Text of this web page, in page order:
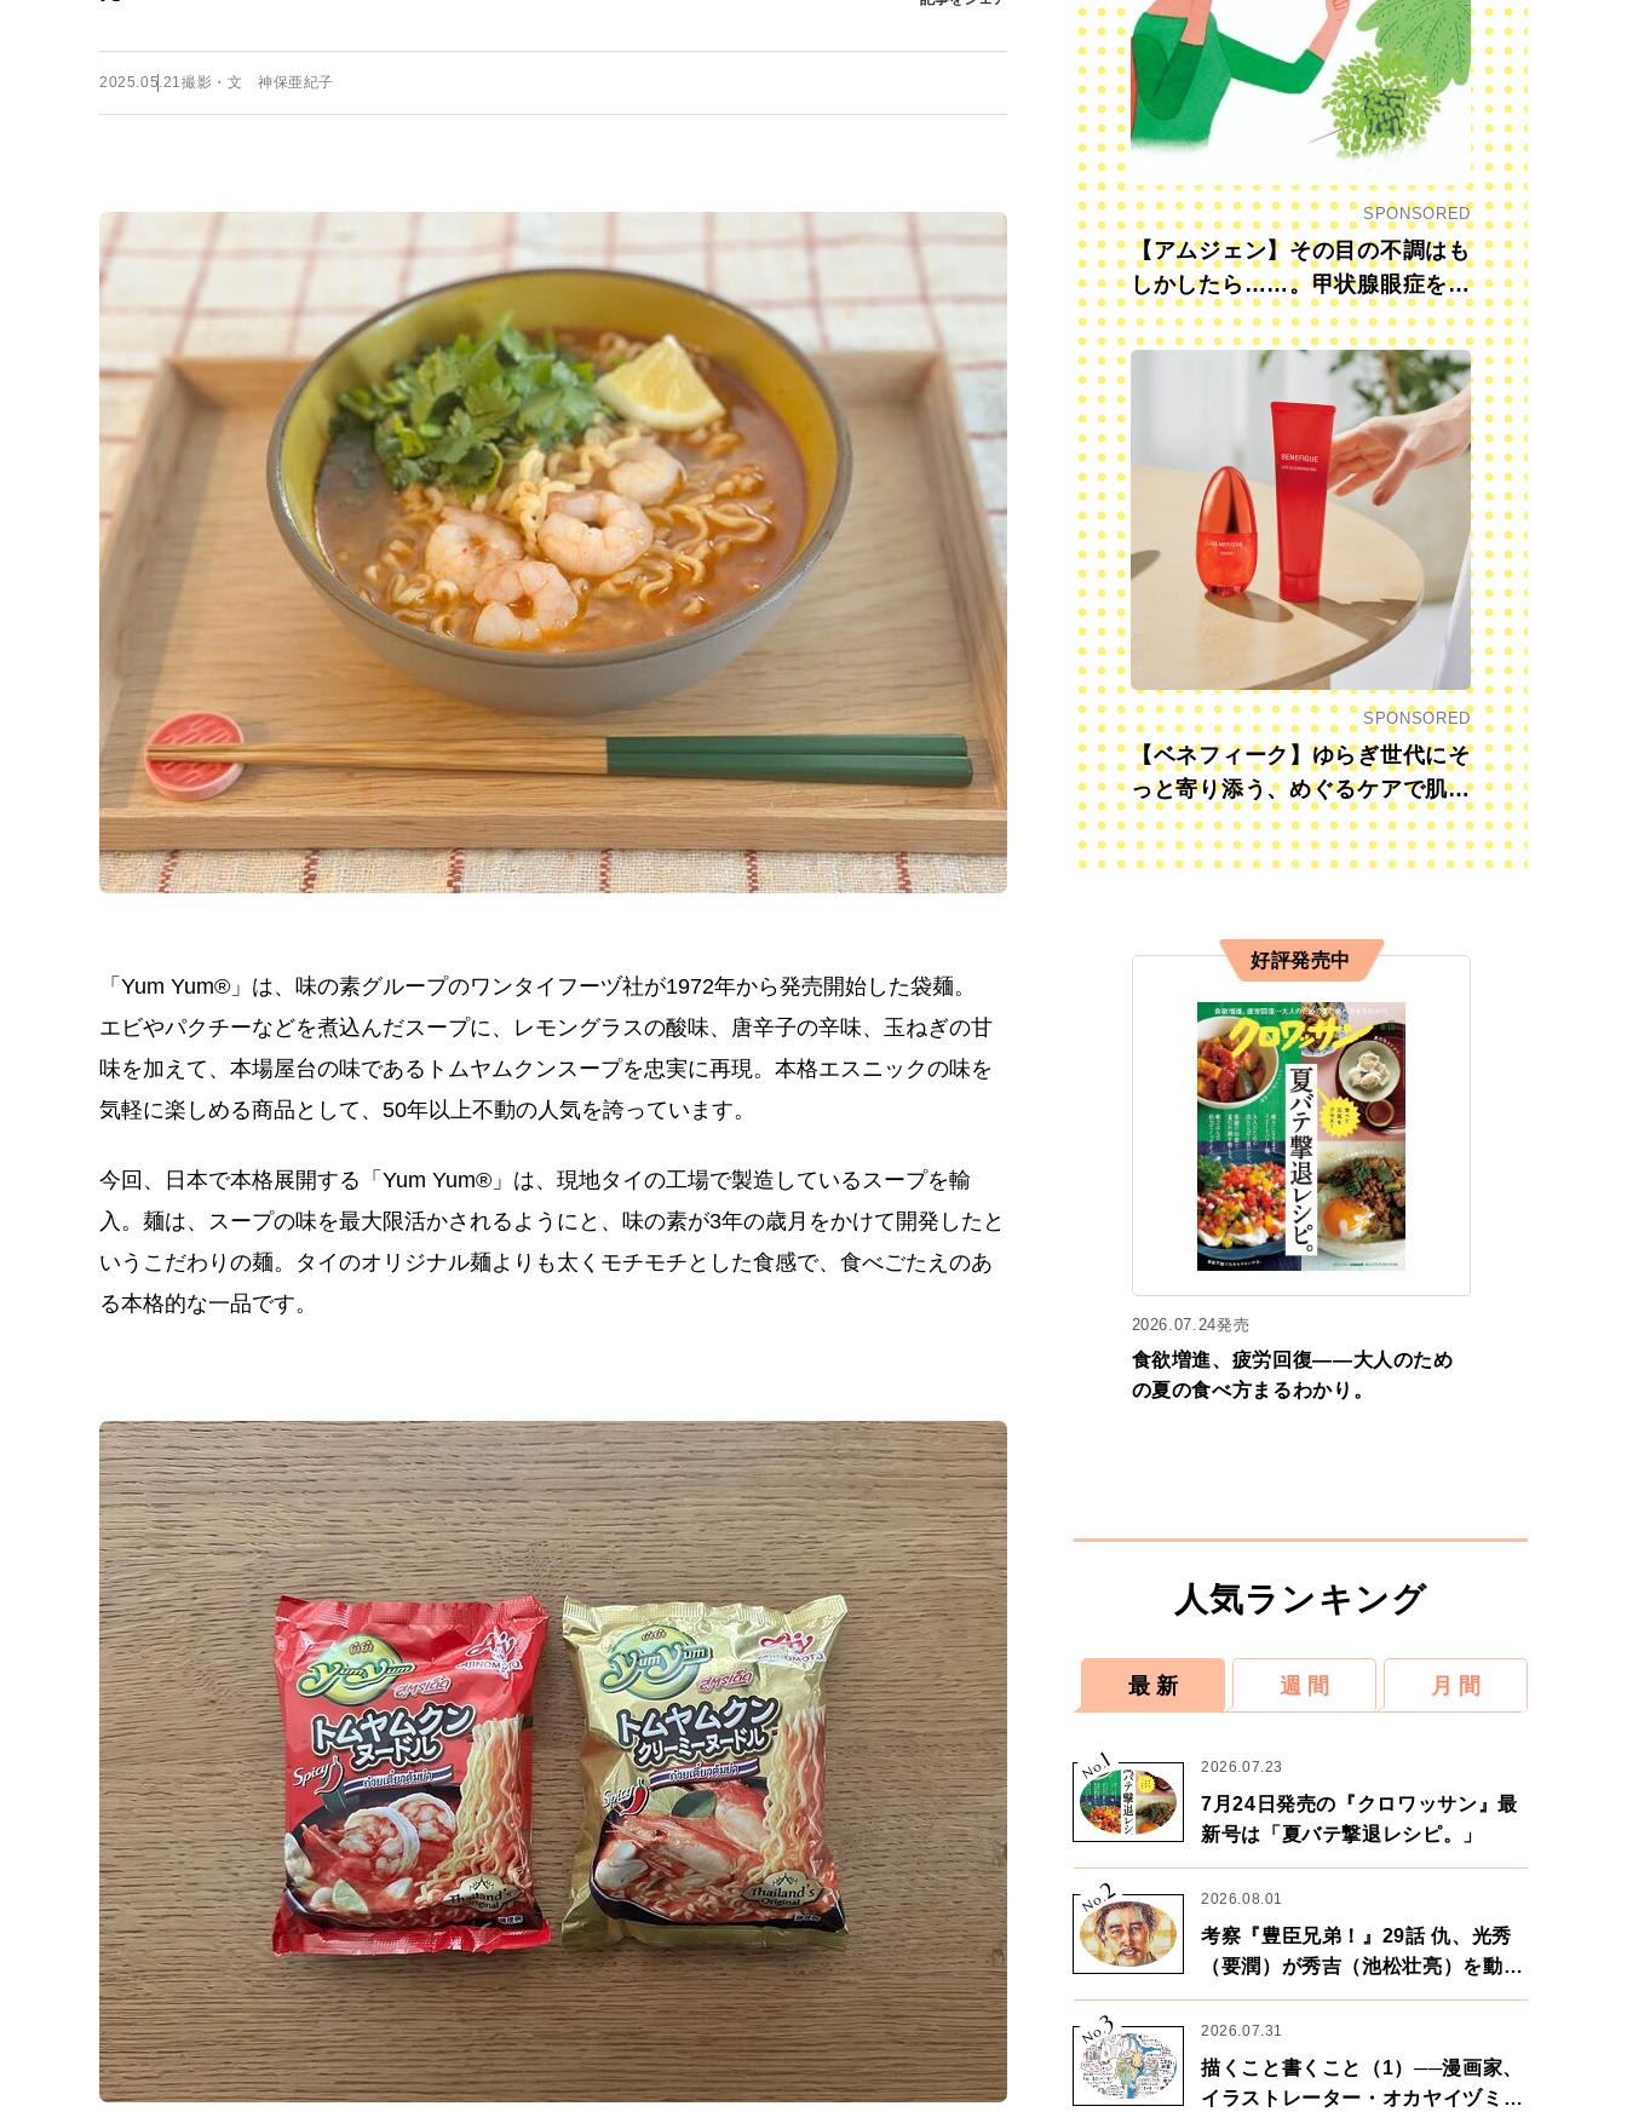
2025.05.21撮影・文 神保亜紀子
「Yum Yum® 」は、味の素グループのワンタイフーヅ社が1972年から発売開始した袋麺。
エビやパクチーなどを煮込んだスープに、レモングラスの酸味、唐辛子の辛味、玉ねぎの甘
味を加えて、本場屋台の味であるトムヤムクンスープを忠実に再現。本格エスニックの味を
気軽に楽しめる商品として、50年以上不動の人気を誇っています。
今回、日本で本格展開する「Yum Yum® 」は、現地タイの工場で製造しているスープを輸
入。麺は、スープの味を最大限活かされるようにと、味の素が3年の歳月をかけて開発したと
いうこだわりの麺。タイのオリジナル麺よりも太くモチモチとした食感で、食べごたえのあ
る本格的な一品です。
SPONSORED
【アムジェン】その目の不調はも
しかしたら……。甲状腺眼症を知
っていますか？
SPONSORED
【ベネフィーク】ゆらぎ世代にそ
っと寄り添う、めぐるケアで肌も
心も前向きに
好評発売中
2026.07.24発売
食欲増進、疲労回復——大人のため
の夏の食べ方まるわかり。
人気ランキング
最 新 週 間 月 間
No.
1 2026.07.23
7月24日発売の『クロワッサン』最
新号は「夏バテ撃退レシピ。」
No.2 2026.08.01
考察『豊臣兄弟！』29話 仇、光秀
（要潤）が秀吉（池松壮亮）を動か
す。天下に向けた兄弟の分岐点。
No.
3 2026.07.31
描くこと書くこと（1）──漫画家、
イラストレーター・オカヤイヅミさ